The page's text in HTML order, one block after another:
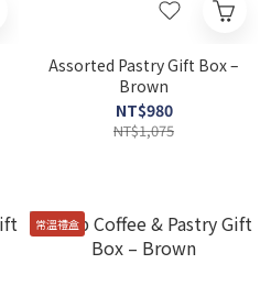
Assorted Pastry Gift Box –
Brown
NT$980
NT$1,075
常溫禮盒